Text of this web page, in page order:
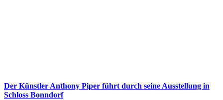
Der Künstler Anthony Piper führt durch seine Ausstellung in
Schloss Bonndorf